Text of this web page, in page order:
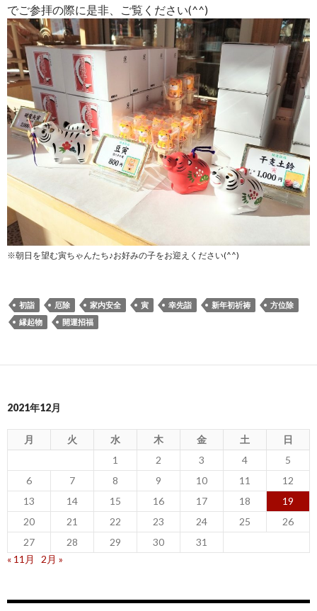
でご参拝の際に是非、ご覧ください(^^)
※朝日を望む寅ちゃんたち♪お好みの子をお迎えください(^^)
初詣 厄除 家内安全 寅 幸先詣 新年初祈祷
方位除
縁起物
開運招福
2021年12月
月 火 水 木 金 土
日
1
2 3 4
5
6
7 8 9 10 11
12
13
14 15 16 17 18
19
20
21 22 23 24 25
26
27
28 29 30
31
« 11月
2月 »